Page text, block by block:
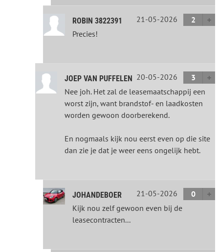
ROBIN 3822391 21-05-2026
2
Precies!
JOEP VAN PUFFELEN 20-05-2026
3
Nee joh. Het zal de leasemaatschappij een
worst zijn, want brandstof- en laadkosten
worden gewoon doorberekend.
En nogmaals kijk nou eerst even op die site
dan zie je dat je weer eens ongelijk hebt.
JOHANDEBOER 21-05-2026
0
Kijk nou zelf gewoon even bij de
leasecontracten...